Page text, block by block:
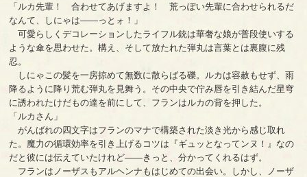
「ルカ先輩！ 合わせてあげますよ！ 荒っぽい先輩に合わせられるだ
なんて、しにゃは――っとォ！」
可愛らしくデコレーションしたライフル銃は華奢な娘が普段使いする
ような傘を思わせた。構え、そして放たれた弾丸は言葉とは裏腹に残
忍。
しにゃこの髪を一房掠めて無数に散らばる礫。ルカは容赦もせず、雨
降るように降り荒む弾丸を見舞う。その中央で佇み唇を引き結んだ星穹
に誘われたけだもの達を前にして、フランはルカの背を押した。
「ルカさん」
がんばれの四文字はフランのマナで構築された淡き光から感じ取れ
た。魔力の循環効率を引き上げるコツは『ギュッとなってンヌ！』なの
だと彼には伝えていたけれど――きっと、分かってくれるはず。
フランはノーザスもアルヘンナもはじめての出会い。しかし、ノーザ